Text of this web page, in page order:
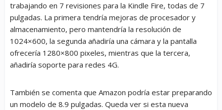
trabajando en 7 revisiones para la Kindle Fire, todas de 7
pulgadas. La primera tendría mejoras de procesador y
almacenamiento, pero mantendría la resolución de
1024×600, la segunda añadiría una cámara y la pantalla
ofrecería 1280×800 pixeles, mientras que la tercera,
añadiría soporte para redes 4G.
También se comenta que Amazon podría estar preparando
un modelo de 8.9 pulgadas. Queda ver si esta nueva